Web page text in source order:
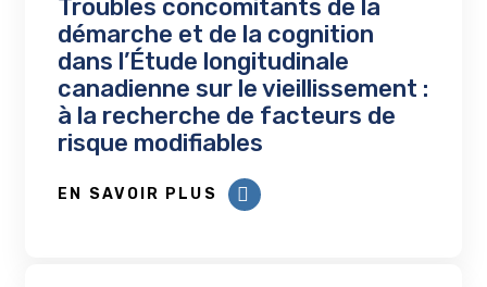
Troubles concomitants de la
démarche et de la cognition
dans l’Étude longitudinale
canadienne sur le vieillissement :
à la recherche de facteurs de
risque modifiables
EN SAVOIR PLUS